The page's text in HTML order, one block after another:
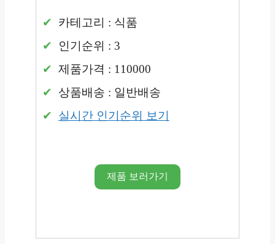
카테고리 : 식품
인기순위 : 3
제품가격 : 110000
상품배송 : 일반배송
실시간 인기순위 보기
제품 보러가기